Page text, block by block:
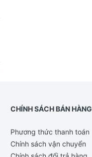
CHÍNH SÁCH BÁN HÀNG
Phương thức thanh toán
Chính sách vận chuyển